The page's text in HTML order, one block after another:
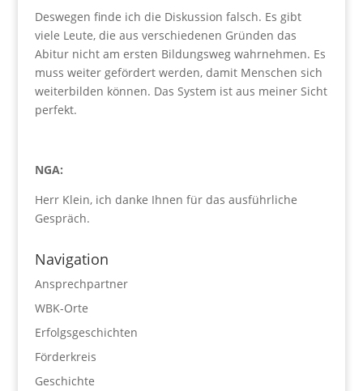
Deswegen finde ich die Diskussion falsch. Es gibt
viele Leute, die aus verschiedenen Gründen das
Abitur nicht am ersten Bildungsweg wahrnehmen. Es
muss weiter gefördert werden, damit Menschen sich
weiterbilden können. Das System ist aus meiner Sicht
perfekt.
NGA:
Herr Klein, ich danke Ihnen für das ausführliche
Gespräch.
Navigation
Ansprechpartner
WBK-Orte
Erfolgsgeschichten
Förderkreis
Geschichte